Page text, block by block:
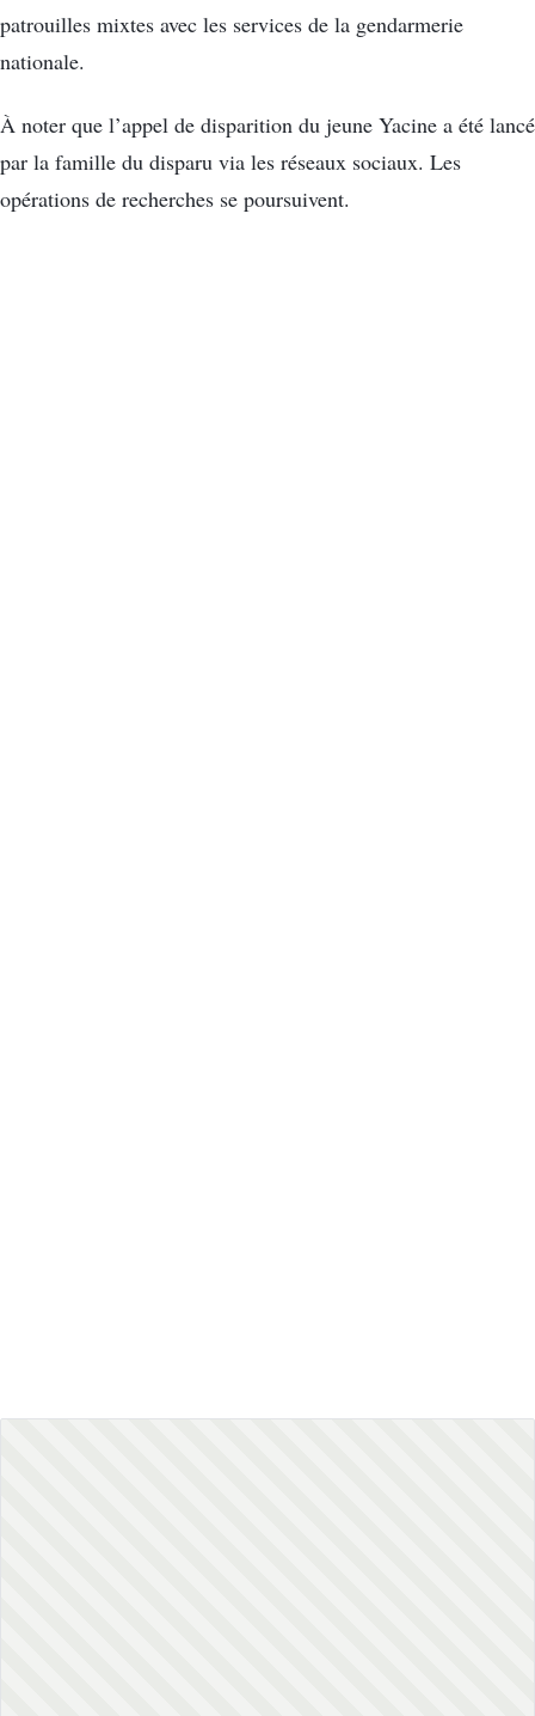
patrouilles mixtes avec les services de la gendarmerie
nationale.
À noter que l’appel de disparition du jeune Yacine a été lancé
par la famille du disparu via les réseaux sociaux. Les
opérations de recherches se poursuivent.